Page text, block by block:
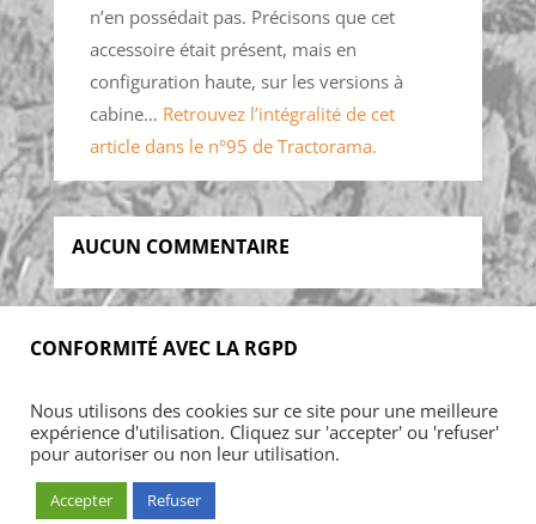
n’en possédait pas. Précisons que cet
accessoire était présent, mais en
configuration haute, sur les versions à
cabine… Retrouvez l’intégralité de cet
article dans le n°95 de Tractorama.
AUCUN COMMENTAIRE
Foires & manifestations
Petites annonces
Contact
Mon Compte
CONFORMITÉ AVEC LA RGPD
Nous utilisons des cookies sur ce site pour une meilleure
expérience d'utilisation. Cliquez sur 'accepter' ou 'refuser'
pour autoriser ou non leur utilisation.
Accepter Refuser